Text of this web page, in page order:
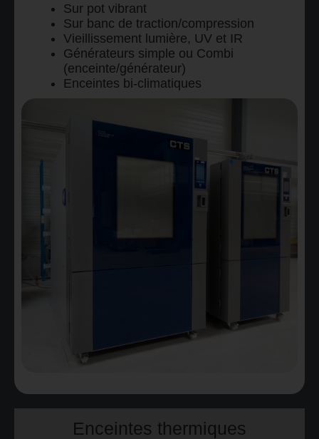
Sur pot vibrant
Sur banc de traction/compression
Vieillissement lumière, UV et IR
Générateurs simple ou Combi
(enceinte/générateur)
Enceintes bi-climatiques
Enceintes thermiques